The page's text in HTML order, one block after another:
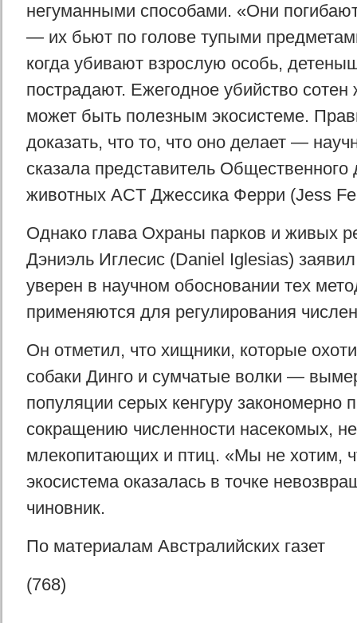
негуманными способами. «Они
— их бьют по голове тупыми
когда убивают взрослую особь,
пострадают. Ежегодное убийство
может быть полезным экосистеме.
доказать, что то, что оно делает —
сказала представитель
животных ACT Джессика Ферри (Jess
Однако глава Охраны парков и живых
Дэниэль Иглесис (Daniel Iglesias)
уверен в научном обосновании тех
применяются для регулирования
Он отметил, что хищники, которые
собаки Динго и сумчатые волки —
популяции серых кенгуру закономерно
сокращению численности насекомых,
млекопитающих и птиц. «Мы не хотим,
экосистема оказалась в точке
чиновник.
По материалам Австралийских газет
(768)